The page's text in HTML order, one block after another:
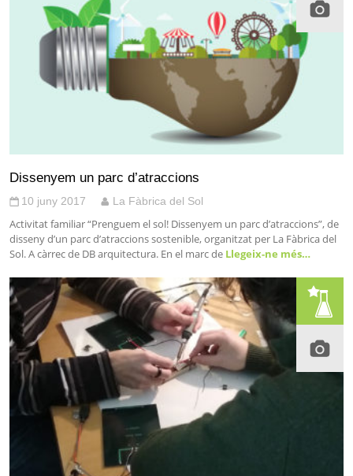
Dissenyem un parc d’atraccions
10 juny 2017 La Fàbrica del Sol
Activitat familiar “Prenguem el sol! Dissenyem un parc d’atraccions”, de
disseny d’un parc d’atraccions sostenible, organitzat per La Fàbrica del
Sol. A càrrec de DB arquitectura. En el marc de Llegeix-ne més…